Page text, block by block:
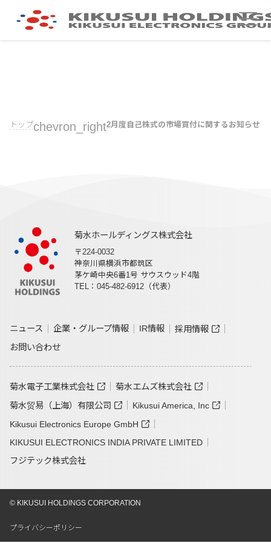
トップchevron_right2月度自己株式の市場買付に関するお知らせ
菊水ホールディングス株式会社
〒224-0032
神奈川県横浜市都筑区
茅ケ崎中央6番1号 サウスウッド4階
TEL：045-482-6912（代表）
ニュース 企業・グループ情報 IR情報
採用情報
お問い合わせ
菊水電子工業株式会社
菊水エムズ株式会社
菊水贸易（上海）有限公司
Kikusui America, Inc
Kikusui Electronics Europe GmbH
KIKUSUI ELECTRONICS INDIA PRIVATE LIMITED
フジテック株式会社
© KIKUSUI HOLDINGS CORPORATION
プライバシーポリシー